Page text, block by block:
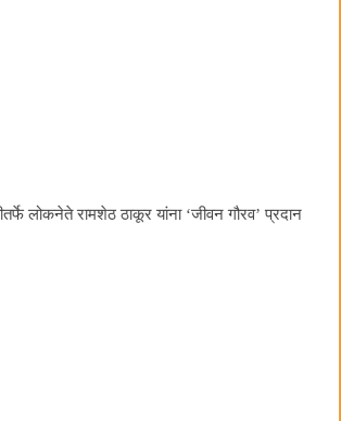
लोकनेते रामशेठ ठाकूर यांना ‌‘जीवन गौरव‌’ प्रदान